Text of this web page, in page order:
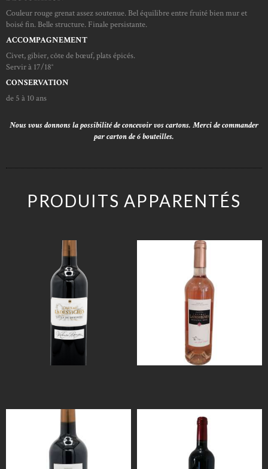
Couleur rouge grenat assez soutenue. Bel équilibre entre fruité bien mur et
boisé fin. Belle structure. Finale persistante.
ACCOMPAGNEMENT
Civet, gibier, côte de bœuf, plats épicés.
Servir à 17/18°
CONSERVATION
de 5 à 10 ans
Nous vous donnons la possibilité de concevoir vos cartons. Merci de commander
par carton de 6 bouteilles.
PRODUITS APPARENTÉS
2022
VELOURS
ROUGE
00€
2025
ROSÉ
€
2022
ROUGE
2022
ROUGE –
MICHEL M – LE